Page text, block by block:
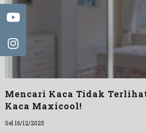
Mencari Kaca Tidak
Kaca Maxicool!
Sel 16/12/2025